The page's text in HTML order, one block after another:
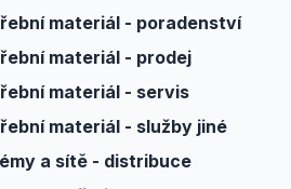
materiál - poradenství
materiál - prodej
materiál - servis
materiál - služby jiné
a sítě - distribuce